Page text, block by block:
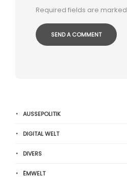
Required fields are marked
AUSSEPOLITIK
DIGITAL WELT
DIVERS
ËMWELT